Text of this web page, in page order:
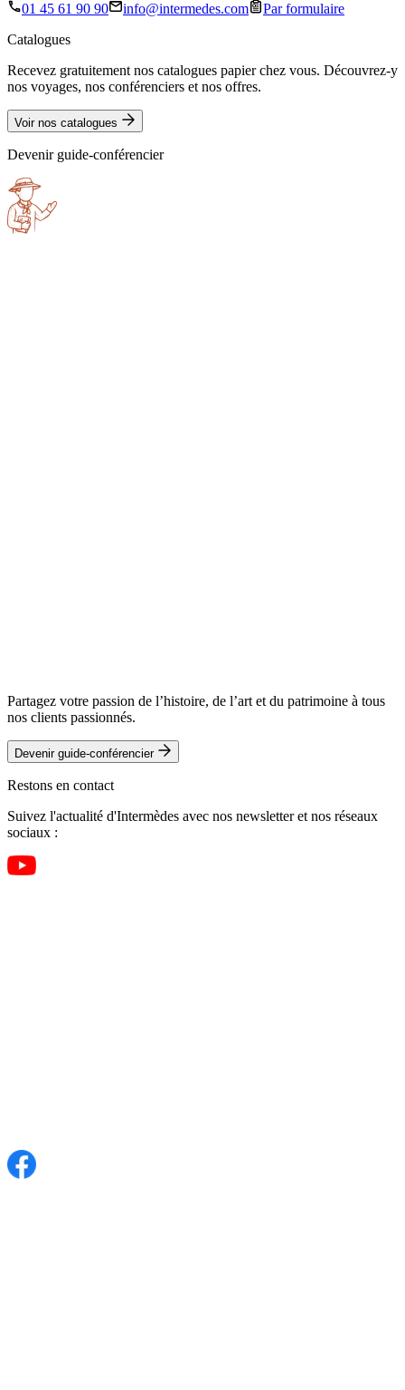
01 45 61 90 90 info@intermedes.com
Par formulaire
Catalogues
Recevez gratuitement nos catalogues papier chez vous. Découvrez-y
nos voyages, nos conférenciers et nos offres.
Voir nos catalogues
Devenir guide-conférencier
Partagez votre passion de l’histoire, de l’art et du patrimoine à tous
nos clients passionnés.
Devenir guide-conférencier
Restons en contact
Suivez l'actualité d'Intermèdes avec nos newsletter et nos réseaux
sociaux :